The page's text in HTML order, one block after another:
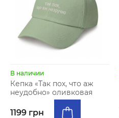
В наличии
Кепка «Так пох, что аж
неудобно» оливковая
1199 грн